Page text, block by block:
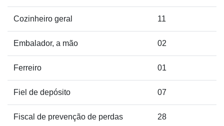
Cozinheiro geral 11
Embalador, a mão 02
Ferreiro 01
Fiel de depósito 07
Fiscal de prevenção de perdas 28